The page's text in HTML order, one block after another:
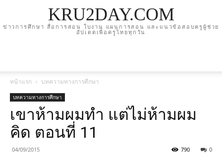
KRU2DAY.COM
ข่าวการศึกษา สื่อการสอน ใบงาน แผนการสอน และแนวข้อสอบครูผู้ช่วย
อัปเดตเพื่อครูไทยทุกวัน
หน้าแรก บทความทางการศึกษา
บทความทางการศึกษา
เขาห้ามผมทำ แต่ไม่ห้ามผม
คิด ตอนที่ 11
04/09/2015 0
790